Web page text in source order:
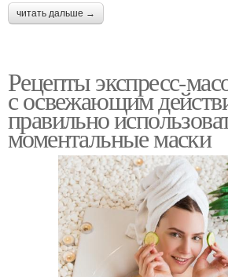
читать дальше →
Рецепты экспресс-
с освежающим
правильно
моментальные маски